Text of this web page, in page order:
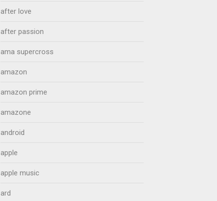
after love
after passion
ama supercross
amazon
amazon prime
amazone
android
apple
apple music
ard